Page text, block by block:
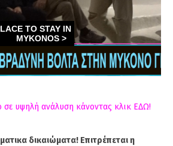
σε υψηλή ανάλυση κάνοντας κλικ ΕΔΩ!
δικαιώματα! Επιτρέπεται η